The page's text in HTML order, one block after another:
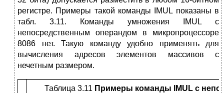
регистре. Примеры такой команды IMUL показаны в
табл. 3.11. Команды умножения IMUL с
непосредственным операндом в микро­процессоре
8086 нет. Такую команду удобно применять для
вычисления адресов элементов массивов с
нечетным размером.
Таблица 3.11 Примеры команды IMUL с